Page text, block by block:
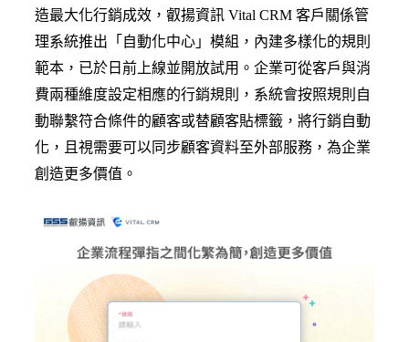
造最大化行銷成效，叡揚資訊 Vital CRM 客戶關係管
理系統推出「自動化中心」模組，內建多樣化的規則
範本，已於日前上線並開放試用。企業可從客戶與消
費兩種維度設定相應的行銷規則，系統會按照規則自
動聯繫符合條件的顧客或替顧客貼標籤，將行銷自動
化，且視需要可以同步顧客資料至外部服務，為企業
創造更多價值。